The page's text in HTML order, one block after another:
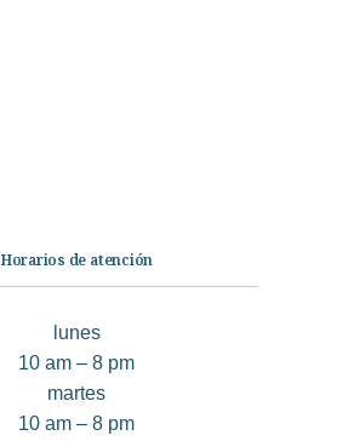
Horarios de atención
lunes
10 am – 8 pm
martes
10 am – 8 pm